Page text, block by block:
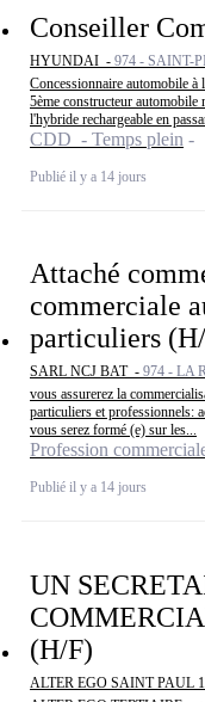
Conseiller
HYUNDAI - 974 - SAINT-
Concessionnaire automobile à
5ème constructeur
l'hybride rechargeable en
CDD - Temps plein
Publié il y a 14 jours
Attaché
commerciale
particuliers
SARL NCJ BAT - 974 - LA
vous assurerez la
particuliers et professionnels:
vous serez formé (e) sur les...
Profession
Publié il y a 14 jours
UN
(H/F)
ALTER EGO SAINT PAUL